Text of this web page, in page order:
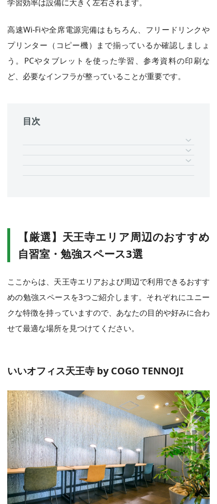
学習効率は設備に大きく左右されます。
高速Wi-Fiや全席電源完備はもちろん、フリードリンクや
プリンター（コピー機）まで揃っているか確認しましょ
う。PCやタブレットを使った学習、参考資料の印刷な
ど、必要なインフラが整っていることが重要です。
目次
【厳選】天王寺エリア周辺のおすすめ
自習室・勉強スペース3選
ここからは、天王寺エリアおよび周辺で利用できるおすす
めの勉強スペースを3つご紹介します。それぞれにユニー
クな特徴を持っていますので、あなたの目的や好みに合わ
せて最適な場所を見つけてください。
いいオフィス天王寺 by COGO TENNOJI